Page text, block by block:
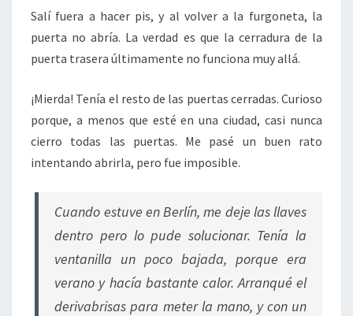
Salí fuera a hacer pis, y al volver a la furgoneta, la
puerta no abría. La verdad es que la cerradura de la
puerta trasera últimamente no funciona muy allá.
¡Mierda! Tenía el resto de las puertas cerradas. Curioso
porque, a menos que esté en una ciudad, casi nunca
cierro todas las puertas. Me pasé un buen rato
intentando abrirla, pero fue imposible.
Cuando estuve en Berlín, me deje las llaves
dentro pero lo pude solucionar. Tenía la
ventanilla un poco bajada, porque era
verano y hacía bastante calor. Arranqué el
derivabrisas para meter la mano, y con un